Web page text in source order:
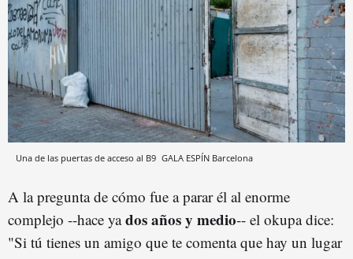
Una de las puertas de acceso al B9 GALA ESPÍN Barcelona
A la pregunta de cómo fue a parar él al enorme
complejo --hace yados años y medio-- el okupa dice:
"Si tú tienes un amigo que te comenta que hay un lugar